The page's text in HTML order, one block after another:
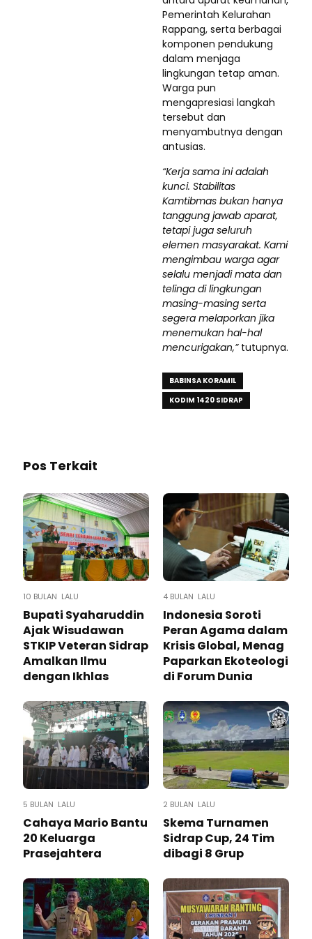
Pemerintah Kelurahan
Rappang, serta berbagai
komponen pendukung
dalam menjaga
lingkungan tetap aman.
Warga pun
mengapresiasi langkah
tersebut dan
menyambutnya dengan
antusias.
“Kerja sama ini adalah
kunci. Stabilitas
Kamtibmas bukan hanya
tanggung jawab aparat,
tetapi juga seluruh
elemen masyarakat. Kami
mengimbau warga agar
selalu menjadi mata dan
telinga di lingkungan
masing-masing serta
segera melaporkan jika
menemukan hal-hal
mencurigakan,”tutupnya.
BABINSA KORAMIL
KODIM 1420 SIDRAP
Pos Terkait
10 BULAN LALU
Bupati Syaharuddin
Ajak Wisudawan
STKIP Veteran Sidrap
Amalkan Ilmu
dengan Ikhlas
4 BULAN LALU
Indonesia Soroti
Peran Agama dalam
Krisis Global, Menag
Paparkan Ekoteologi
di Forum Dunia
5 BULAN LALU
Cahaya Mario Bantu
20 Keluarga
Prasejahtera
2 BULAN LALU
Skema Turnamen
Sidrap Cup, 24 Tim
dibagi 8 Grup